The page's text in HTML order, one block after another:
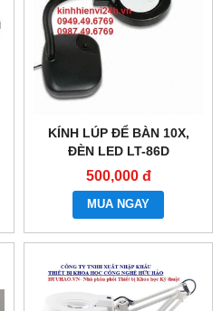
KÍNH LÚP ĐỂ BÀN 10X,
ĐÈN LED LT-86D
500,000 đ
MUA NGAY